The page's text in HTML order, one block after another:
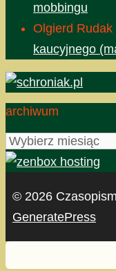
mobbingu
Olgierd Rudak
kaucyjnego
archiwum
archiwum
© 2026
GeneratePress